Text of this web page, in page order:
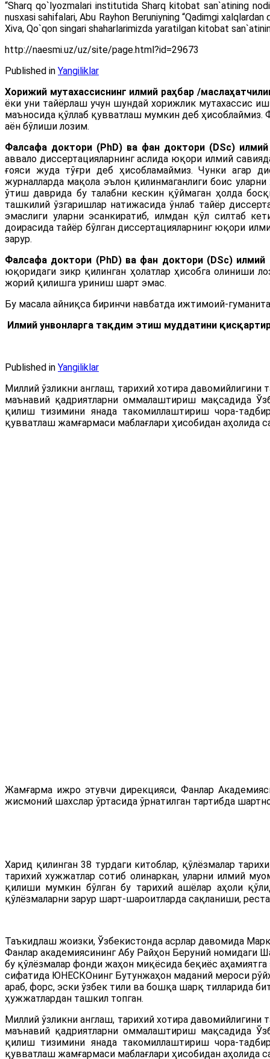
“Sharq qo`lyozmalari institutida Sharq kitobat san`atining
nusxasi sahifalari, Abu Rayhon Beruniyning “Qadimgi
Xiva, Qo`qon singari shaharlarimizda yaratilgan kitobat
http://naesmi.uz/uz/site/page.html?id=29673
Published in Yangiliklar
Хорижий мутахассиснинг илмий раҳбар /
ёки уни тайёрлаш учун шундай хорижлик мутахассис
маъносида қўллаб қувватлаш мумкин деб ҳисоблаймиз.
аён бўлиши лозим.
Фалсафа доктори (PhD) ва фан доктори (DSc)
аввало диссертацияларнинг аслида юқори илмий
ғояси жуда тўғри деб ҳисобламаймиз. Чунки агар
журналларда мақола эълон қилинмаганлиги боис
ўтиш даврида бу талабни кескин қўймаган ҳолда
ташкилий ўзгаришлар натижасида ўнлаб тайёр
эмаслиги уларни эсанкиратиб, илмдан қўл силтаб
доирасида тайёр бўлган диссертацияларнинг юқори
зарур.
Фалсафа доктори (PhD) ва фан доктори (DSc)
юқоридаги зикр қилинган ҳолатлар ҳисобга олиниши
жорий қилишга уриниш шарт эмас.
Бу масала айниқса биринчи навбатда ижтимоий-
Илмий унвонларга тақдим этиш муддатини
Published in Yangiliklar
Миллий ўзликни англаш, тарихий хотира
маънавий қадриятларни оммалаштириш мақсадида
қилиш тизимини янада такомиллаштириш чора-
қувватлаш жамғармаси маблағлари ҳисобидан аҳолида
Жамғарма ижро этувчи дирекцияси, Фанлар
жисмоний шахслар ўртасида ўрнатилган тартибда
Харид қилинган 38 турдаги китоблар, қўлёзмалар
тарихий хужжатлар сотиб олинаркан, уларни илмий
қилиши мумкин бўлган бу тарихий ашёлар аҳоли
қўлёзмаларни зарур шарт-шароитларда сақланиши,
Таъкидлаш жоизки, Ўзбекистонда асрлар давомида
Фанлар академиясининг Абу Райҳон Беруний номидаги
бу қўлёзмалар фонди жаҳон миқёсида беқиёс
сифатида ЮНЕСКОнинг Бутунжаҳон маданий мероси
араб, форс, эски ўзбек тили ва бошқа шарқ тилларида
ҳужжатлардан ташкил топган.
Миллий ўзликни англаш, тарихий хотира
маънавий қадриятларни оммалаштириш мақсадида
қилиш тизимини янада такомиллаштириш чора-
қувватлаш жамғармаси маблағлари ҳисобидан аҳолида